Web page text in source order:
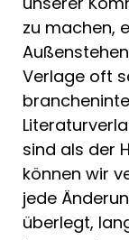
zu machen,
Verlage oft
sind als der
können wir
jede
überlegt,